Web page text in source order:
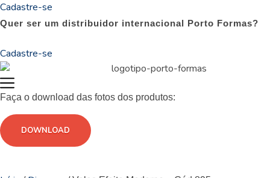
Cadastre-se
Quer ser um distribuidor internacional Porto Formas?
Cadastre-se
Faça o download das fotos dos produtos:
DOWNLOAD